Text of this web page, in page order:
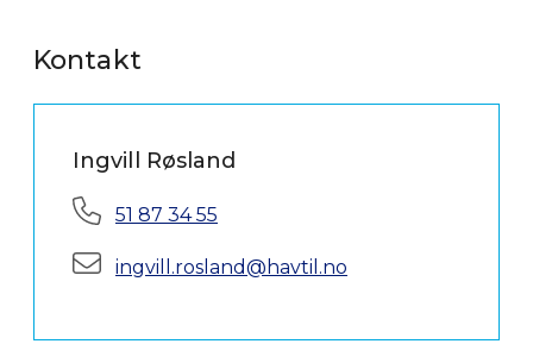
Kontakt
Ingvill Røsland
Telefon:51 87 34 55
E-post:ingvill.rosland@havtil.no